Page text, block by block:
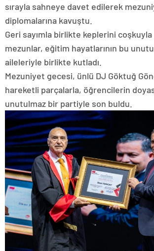
sırayla sahneye davet edilerek
diplomalarına kavuştu.
Geri sayımla birlikte keplerini coşkuyla
mezunlar, eğitim hayatlarının bu
aileleriyle birlikte kutladı.
Mezuniyet gecesi, ünlü DJ Göktuğ
hareketli parçalarla, öğrencilerin
unutulmaz bir partiyle son buldu.